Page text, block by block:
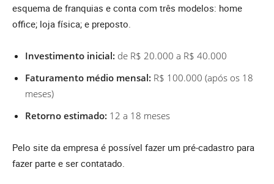
esquema de franquias e conta com três modelos: home
office; loja física; e preposto.
Investimento inicial: de R$ 20.000 a R$ 40.000
Faturamento médio mensal: R$ 100.000 (após os 18
meses)
Retorno estimado: 12 a 18 meses
Pelo site da empresa é possível fazer um pré-cadastro para
fazer parte e ser contatado.